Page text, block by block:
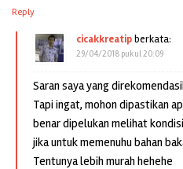
Reply
cicakkreatipberkata:
29/04/2018 pukul 20:09
Saran saya yang
Tapi ingat, mohon dipastikan
benar dipelukan melihat
jika untuk memenuhu bahan
Tentunya lebih murah hehehe